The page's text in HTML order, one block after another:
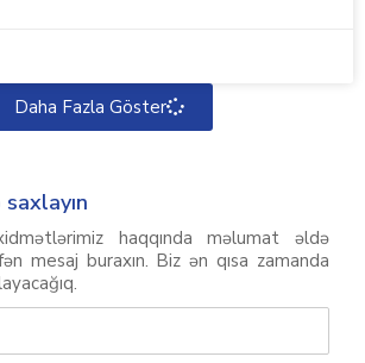
Daha Fazla Göster
haqqında məlumat əldə
mesaj buraxın. Biz ən qısa zamanda